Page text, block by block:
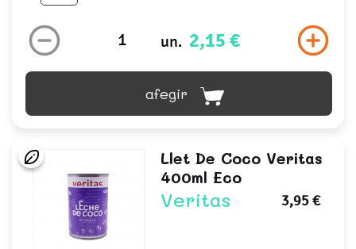
un. 2,15 €
afegir
Llet De Coco Veritas
400ml Eco
Veritas 3,95 €